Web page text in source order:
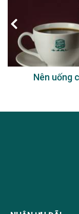
Nên uống